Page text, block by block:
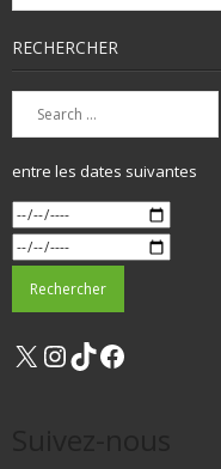
RECHERCHER
entre les dates suivantes
X Instagram
TikTok